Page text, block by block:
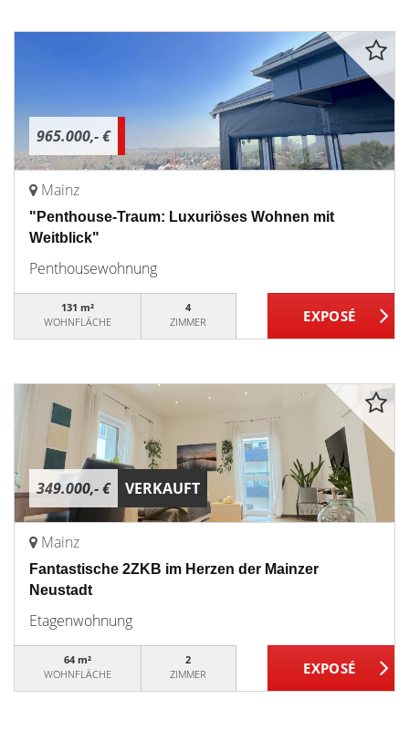
965.000,- €
Mainz
"Penthouse-Traum: Luxuriöses Wohnen mit
Weitblick"
Penthousewohnung
131 m²
WOHNFLÄCHE
4
ZIMMER
349.000,- € VERKAUFT
Mainz
Fantastische 2ZKB im Herzen der Mainzer
Neustadt
Etagenwohnung
64 m²
WOHNFLÄCHE
2
ZIMMER